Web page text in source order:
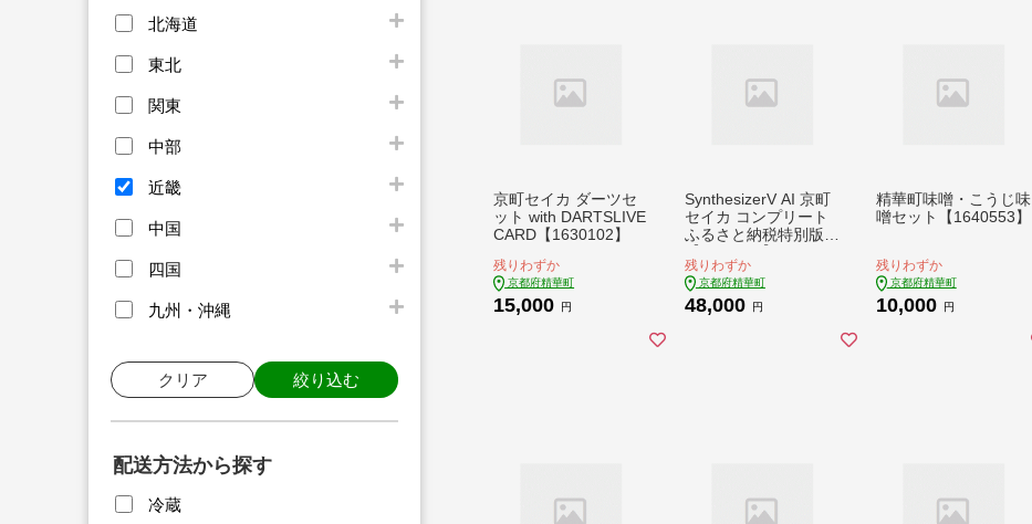
北海道
東北
関東
中部
近畿
中国
四国
九州・沖縄
クリア 絞り込む
配送方法から探す
冷蔵
京町セイカ ダーツセ
ット with DARTSLIVE
CARD【1630102】
残りわずか
京都府精華町
15,000 円
SynthesizerV AI 京町
セイカ コンプリート
ふるさと納税特別版
残りわずか
京都府精華町
48,000 円
精華町味噌・こうじ味
噌セット【1640553】
残りわずか
京都府精華町
10,000 円